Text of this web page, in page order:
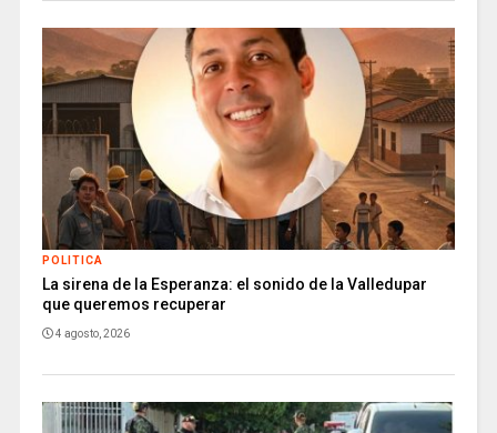
POLITICA
La sirena de la Esperanza: el sonido de la Valledupar
que queremos recuperar
4 agosto, 2026